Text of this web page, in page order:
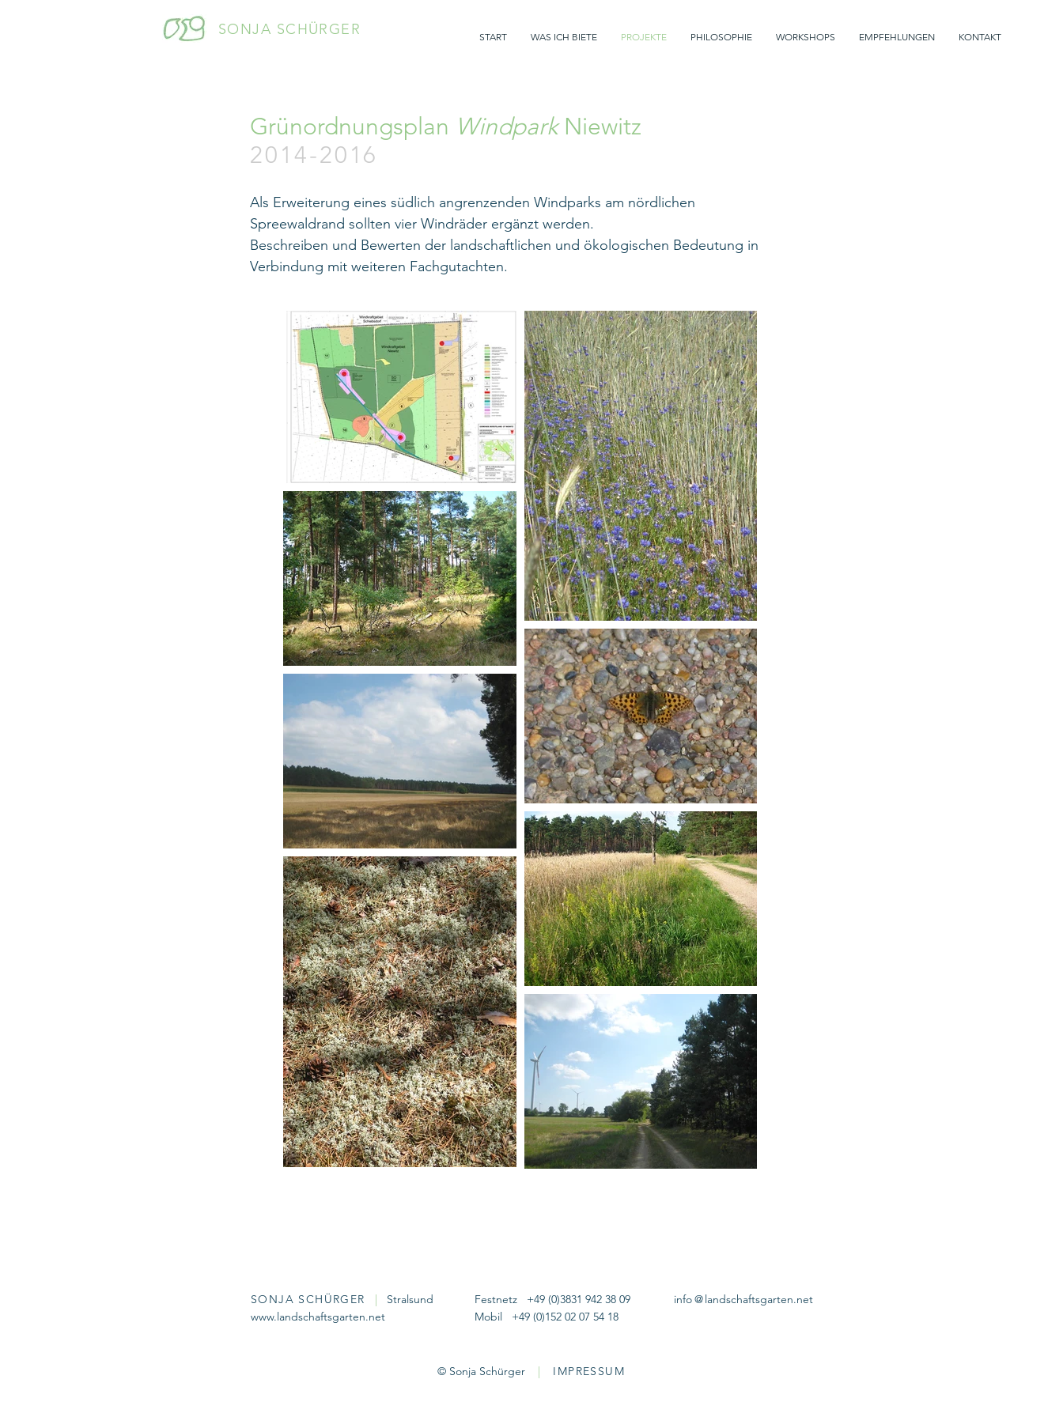
START WAS ICH BIETE PROJEKTE PHILOSOPHIE WORKSHOPS EMPFEHLUNGEN KONTAKT
SONJA SCHÜRGER
Grünordnungsplan WindparkNiewitz
201 4-2016
Als Erweiterung eines südlich angrenzenden Windparks am nördlichen
Spreewaldrand sollten vier Windräder ergänzt werden.
Beschreiben und Bewerten der landschaftlichen und ökologischen Bedeutung in
Verbindung mit weiteren Fachgutachten.
SONJA SCHÜRGER | Stralsund
www.landschaftsgarten.net
Festnetz +49 (0)3831 942 38 09
Mobil +49 (0)152 02 07 54 18
info@landschaftsgarten.net
© Sonja Schürger | IMPRESSUM